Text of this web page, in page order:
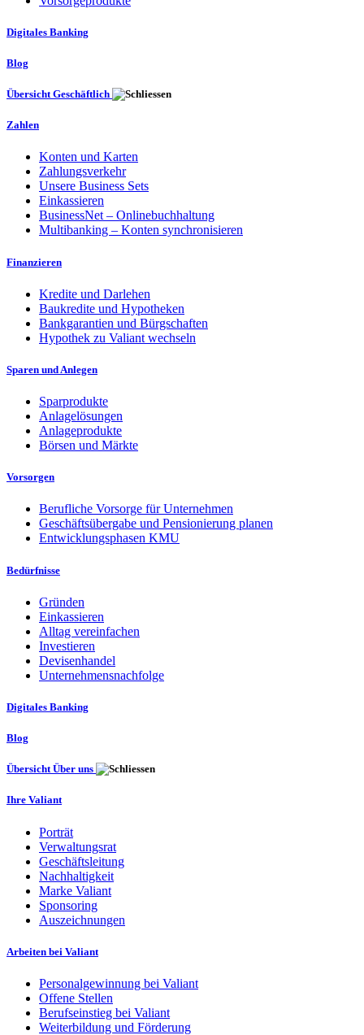
Digitales Banking
Blog
Übersicht Geschäftlich
Zahlen
Konten und Karten
Zahlungsverkehr
Unsere Business Sets
Einkassieren
BusinessNet – Onlinebuchhaltung
Multibanking – Konten synchronisieren
Finanzieren
Kredite und Darlehen
Baukredite und Hypotheken
Bankgarantien und Bürgschaften
Hypothek zu Valiant wechseln
Sparen und Anlegen
Sparprodukte
Anlagelösungen
Anlageprodukte
Börsen und Märkte
Vorsorgen
Berufliche Vorsorge für Unternehmen
Geschäftsübergabe und Pensionierung planen
Entwicklungsphasen KMU
Bedürfnisse
Gründen
Einkassieren
Alltag vereinfachen
Investieren
Devisenhandel
Unternehmensnachfolge
Digitales Banking
Blog
Übersicht Über uns
Ihre Valiant
Porträt
Verwaltungsrat
Geschäftsleitung
Nachhaltigkeit
Marke Valiant
Sponsoring
Auszeichnungen
Arbeiten bei Valiant
Personalgewinnung bei Valiant
Offene Stellen
Berufseinstieg bei Valiant
Weiterbildung und Förderung